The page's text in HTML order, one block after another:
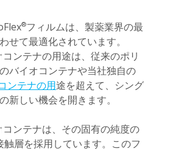
®フィルムは、製薬業界の最
せて最適化されています。
ンテナの用途は、従来のポリ
バイオコンテナや当社独自の
ンテナの用途を超えて、シング
新しい機会を開きます。
コンテナは、その固有の純度の
触層を採用しています。このフ